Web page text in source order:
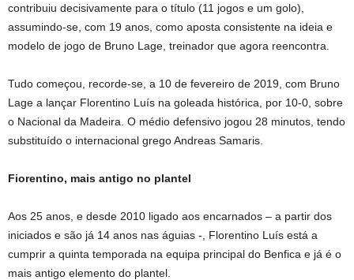
contribuiu decisivamente para o título (11 jogos e um golo),
assumindo-se, com 19 anos, como aposta consistente na ideia e
modelo de jogo de Bruno Lage, treinador que agora reencontra.
Tudo começou, recorde-se, a 10 de fevereiro de 2019, com Bruno
Lage a lançar Florentino Luís na goleada histórica, por 10-0, sobre
o Nacional da Madeira. O médio defensivo jogou 28 minutos, tendo
substituído o internacional grego Andreas Samaris.
Fiorentino, mais antigo no plantel
Aos 25 anos, e desde 2010 ligado aos encarnados – a partir dos
iniciados e são já 14 anos nas águias -, Florentino Luís está a
cumprir a quinta temporada na equipa principal do Benfica e já é o
mais antigo elemento do plantel.